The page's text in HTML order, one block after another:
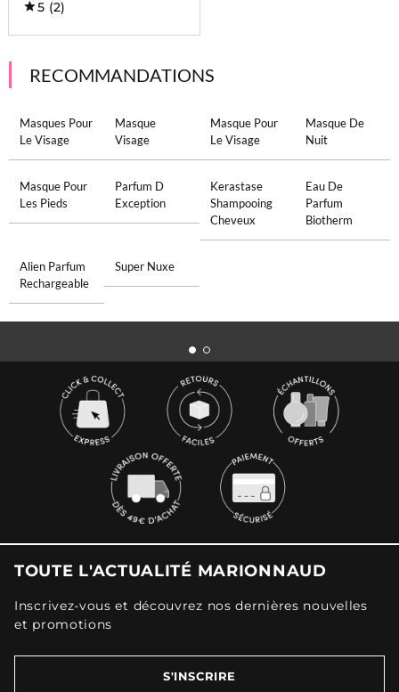
5 (2)
RECOMMANDATIONS
Masques Pour
Le Visage
Masque
Visage
Masque Pour
Le Visage
Masque De
Nuit
Masque Pour
Les Pieds
Parfum D
Exception
Kerastase
Shampooing
Cheveux
Eau De
Parfum
Biotherm
Alien Parfum
Rechargeable
Super Nuxe
TOUTE L'ACTUALITÉ MARIONNAUD
Inscrivez-vous et découvrez nos dernières nouvelles
et promotions
S'INSCRIRE